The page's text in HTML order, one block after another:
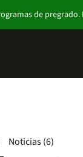
de pregrado.
Noticias (6)